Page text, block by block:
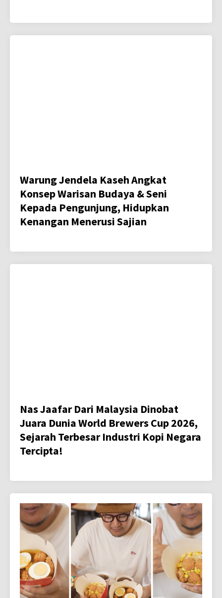
Warung Jendela Kaseh Angkat
Konsep Warisan Budaya & Seni
Kepada Pengunjung, Hidupkan
Kenangan Menerusi Sajian
Nas Jaafar Dari Malaysia Dinobat
Juara Dunia World Brewers Cup 2026,
Sejarah Terbesar Industri Kopi Negara
Tercipta!